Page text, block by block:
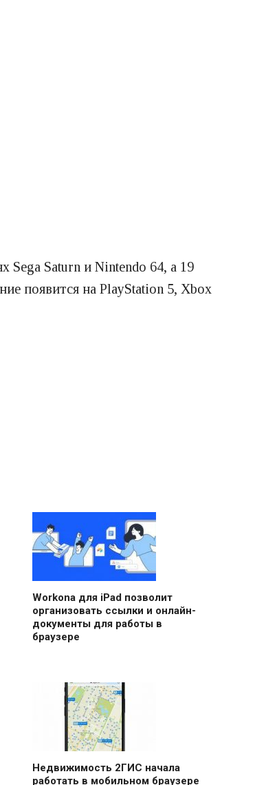
Saturn и Nintendo 64, а 19
появится на PlayStation 5, Xbox
Workona для iPad позволит
организовать ссылки и онлайн-
документы для работы в
браузере
Недвижимость 2ГИС начала
работать в мобильном браузере